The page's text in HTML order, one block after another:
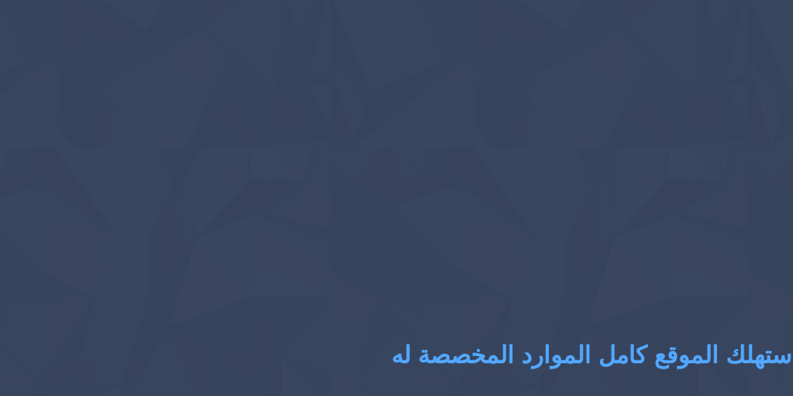
الموقع كامل الموارد المخصصة له